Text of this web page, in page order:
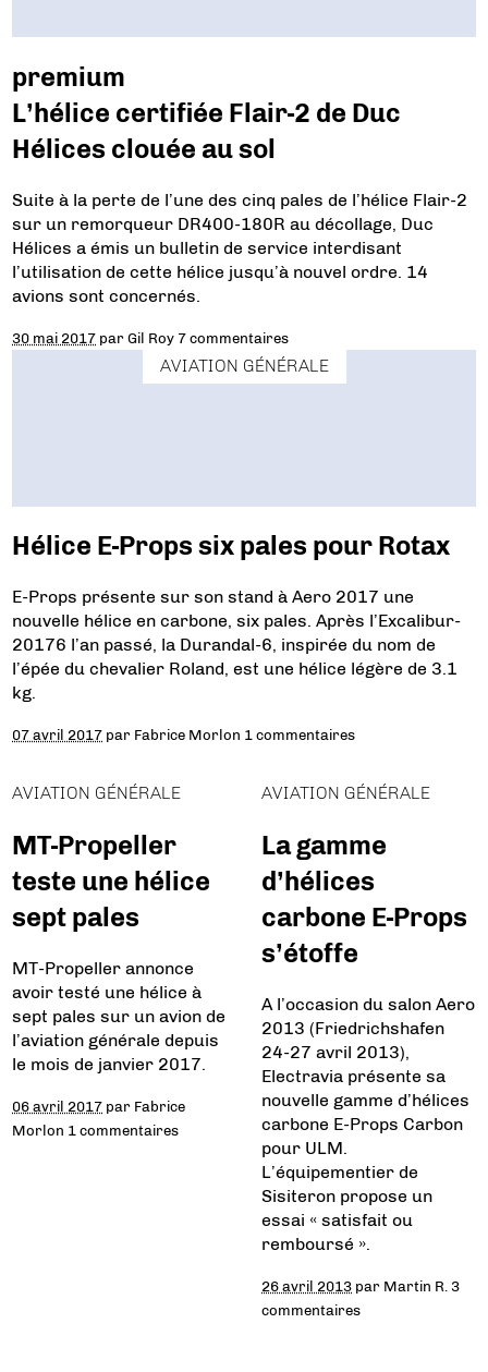
premium
L’hélice certifiée Flair-2 de Duc
Hélices clouée au sol
Suite à la perte de l’une des cinq pales de l’hélice Flair-2
sur un remorqueur DR400-180R au décollage, Duc
Hélices a émis un bulletin de service interdisant
l’utilisation de cette hélice jusqu’à nouvel ordre. 14
avions sont concernés.
30 mai 2017 parGil Roy 7 commentaires
AVIATION GÉNÉRALE
Hélice E-Props six pales pour Rotax
E-Props présente sur son stand à Aero 2017 une
nouvelle hélice en carbone, six pales. Après l’Excalibur-
20176 l’an passé, la Durandal-6, inspirée du nom de
l’épée du chevalier Roland, est une hélice légère de 3.1
kg.
07 avril 2017 par Fabrice Morlon 1 commentaires
AVIATION GÉNÉRALE
MT-Propeller
teste une hélice
sept pales
MT-Propeller annonce
avoir testé une hélice à
sept pales sur un avion de
l’aviation générale depuis
le mois de janvier 2017.
06 avril 2017 par Fabrice
Morlon 1 commentaires
AVIATION GÉNÉRALE
La gamme
d’hélices
carbone E-Props
s’étoffe
A l’occasion du salon Aero
2013 (Friedrichshafen
24-27 avril 2013),
Electravia présente sa
nouvelle gamme d’hélices
carbone E-Props Carbon
pour ULM.
L’équipementier de
Sisiteron propose un
essai « satisfait ou
remboursé ».
26 avril 2013 par Martin R. 3
commentaires